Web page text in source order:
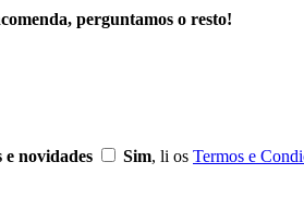
perguntamos o resto!
novidades Sim, li os Termos e